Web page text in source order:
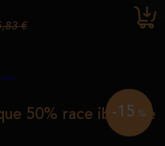
€
50% race ibérique
-15 %